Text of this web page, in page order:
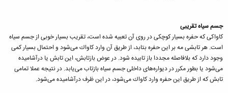
جسم سیاه تقریبی
كاواكی كه حفره بسیار كوچكی در روی آن تعبیه شده است، تقریب بسیار خوبی از جسم سیاه
است. هر تابشی مه بر این حفره بتابد، از طریق آن وارد كاواك می‌شود و احتمال بسیار كمی
وجود دارد كه بلافاصله مجددا باز تابیده شود. در عوض بازتابش، این تابش یا درآشامیده
می‌شود یا بطور مكرر در دیواره‌های داخلی جسم سیاه بازتاب می‌یابد. در نتیجه عملا تمامی
تابش كه از طریق این حفره وارد كاواك می‌شود، در این ظرف درآشامیده می‌شود.